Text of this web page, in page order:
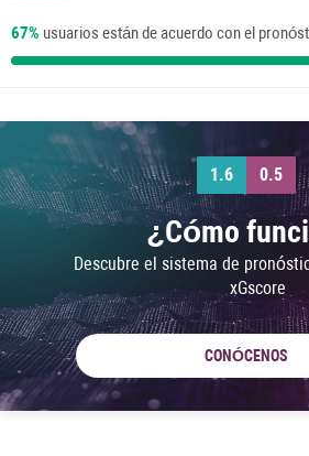
67% usuarios están de acuerdo con el
1.6 0.5
¿Cómo
Descubre el sistema de
xGscore
CONÓCENOS